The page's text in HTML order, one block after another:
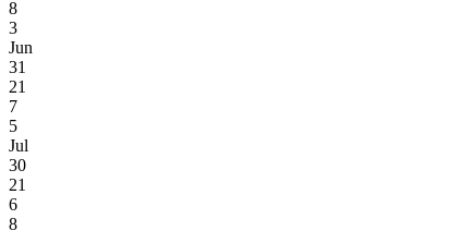
8
3
Jun
31
21
7
5
Jul
30
21
6
8